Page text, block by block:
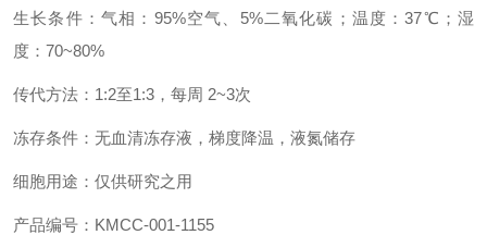
生长条件：气相：95%空气、5%二氧化碳；温度：37℃；湿
度：70~80%
传代方法：1:2至1:3，每周 2~3次
冻存条件：无血清冻存液，梯度降温，液氮储存
细胞用途：仅供研究之用
产品编号：KMCC-001-1155